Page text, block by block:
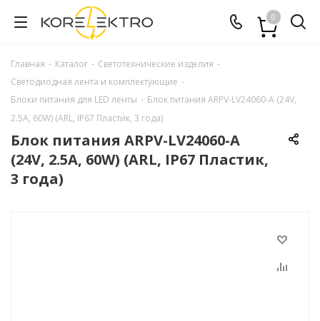
0
Главная - Каталог - Светотехнические изделия -
Светодиодная лента и комплектующие -
Блоки питания для LED ленты - Блок питания ARPV-LV24060-A (24V,
2.5A, 60W) (ARL, IP67 Пластик, 3 года)
Блок питания ARPV-LV24060-A
(24V, 2.5A, 60W) (ARL, IP67 Пластик,
3 года)